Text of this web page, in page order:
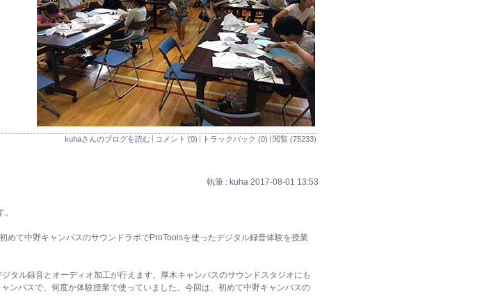
kuhaさんのブログを読む コメント (0) トラックバック (0) 閲覧 (75233)
執筆 : kuha 2017-08-01 13:53
めて中野キャンパスのサウンドラボでProToolsを使ったデジタル録音体験を授業
タル録音とオーディオ加工が行えます。厚木キャンパスのサウンドスタジオにも
ンパスで、何度か体験授業で使っていました。今回は、初めて中野キャンパスの